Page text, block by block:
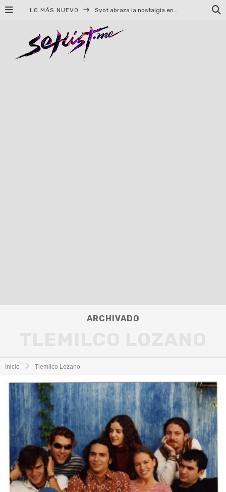
LO MÁS NUEVO Syot abraza la nostalgia en «Blame», el primer adelanto de su EP debut
ARCHIVADO
Inicio Tlemilco Lozano